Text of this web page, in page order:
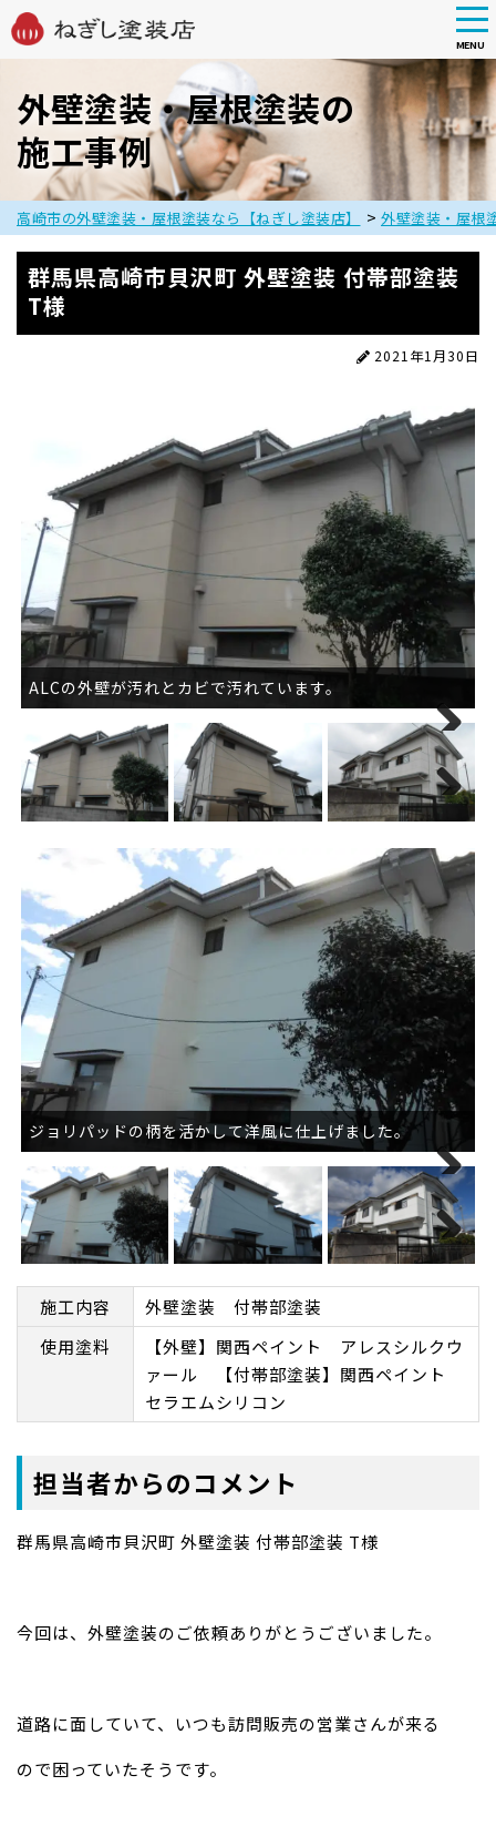
main
content
MENU
外壁塗装・屋根塗装の
施工事例
高崎市の外壁塗装・屋根塗装なら【ねぎし塗装店】 > 外壁塗装・屋根
群馬県高崎市貝沢町 外壁塗装 付帯部塗装
T様
2021年1月30日
ALCの外壁が汚れとカビで汚れています。
Next
ジョリパッドの柄を活かして洋風に仕上げました。
Next
Next
施工内容
外壁塗装 付帯部塗装
使用塗料
【外壁】関西ペイント アレスシルクウ
ァール 【付帯部塗装】関西ペイント
セラエムシリコン
担当者からのコメント
群馬県高崎市貝沢町 外壁塗装 付帯部塗装 T様
今回は、外壁塗装のご依頼ありがとうございました。
道路に面していて、いつも訪問販売の営業さんが来る
ので困っていたそうです。